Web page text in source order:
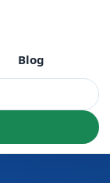
Blog